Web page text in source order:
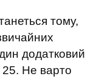
тому,
додатковий
25. Не варто